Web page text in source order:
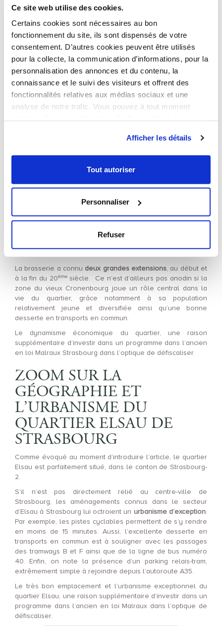
Ce site web utilise des cookies.
Certains cookies sont nécessaires au bon
fonctionnement du site, ils sont dispensés de votre
consentement. D’autres cookies peuvent être utilisés
pour la collecte, la communication d’informations, pour la
personnalisation des annonces et du contenu, la
connaissance et le suivi des visiteurs et offrent des
fonctionnalités relatives aux médias sociaux et une
analyse de notre trafic. Vous pouvez à tout moment
Afficher les détails
Tout autoriser
Personnaliser
Refuser
grandes ruesque sont les rues de l’Oberlsau et de
quartier a commencé à se développer à partir de 1970. À
cette période, on note la construction d’immeubles, d’un
grand lotissement et de nombreux autres ensembles
sociaux collectifs. Il y aussi la maison d’arrêt de Strasbourg
qui a été construite à Elsau à partir de 1988.
La riche histoire du quartier Elsau à Strasbourg, une
en loi Malraux Strasbourg afin de défiscaliser.
ZOOM SUR LA
GÉOGRAPHIE ET
L’URBANISME DU
QUARTIER ELSAU À
STRASBOURG
Ensuite, si le quartier Cronenbourg est très dynamique
économiquement, il le doit en grande partie à sacélèbre
brasserie de bière Kronenbourg, l’une des principales du
pays. C’est lors de son installation à Cronenbourg en 1862
La brasserie a connu deux grandes extensions, au début et
à la fin du 20èmesiècle. Ce n’est d’ailleurs pas anodin si la
zone du vieux Cronenbourg joue un rôle central dans la
vie du quartier, grâce notamment à sa population
relativement jeune et diversifiée ainsi qu’une bonne
desserte en transports en commun.
Le dynamisme économique du quartier, une raison
supplémentaire d’investir dans un programme dans l’ancien
en loi Malraux Strasbourg dans l’optique de défiscaliser.
ZOOM SUR LA
GÉOGRAPHIE ET
L’URBANISME DU
QUARTIER ELSAU DE
STRASBOURG
Comme évoqué au moment d’introduire l’article, le quartier
Elsau est parfaitement situé, dans le canton de Strasbourg-
2.
S’il n’est pas directement relié au centre-ville de
Strasbourg, les aménagements connus dans le secteur
d’Elsau à Strasbourg lui octroient un urbanisme d’exception.
Par exemple, les pistes cyclables permettent de s’y rendre
en moins de 15 minutes. Aussi, l’excellente desserte en
transports en commun est à souligner avec les passages
des tramways B et F ainsi que de la ligne de bus numéro
40. Enfin, on note la présence d’un parking relais-tram,
extrêmement simple à rejoindre depuis l’autoroute A35.
Le très bon emplacement et l’urbanisme exceptionnel du
quartier Elsau, une raison supplémentaire d’investir dans un
programme dans l’ancien en loi Malraux dans l’optique de
défiscaliser.